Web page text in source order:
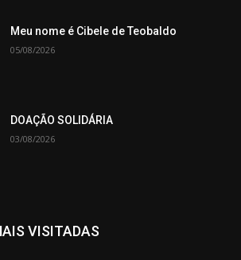
Meu nome é Cibele de Teobaldo
05/08/2026
DOAÇÃO SOLIDÁRIA
03/08/2026
VISITADAS